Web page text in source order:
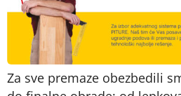
Za sve premaze obezbedili